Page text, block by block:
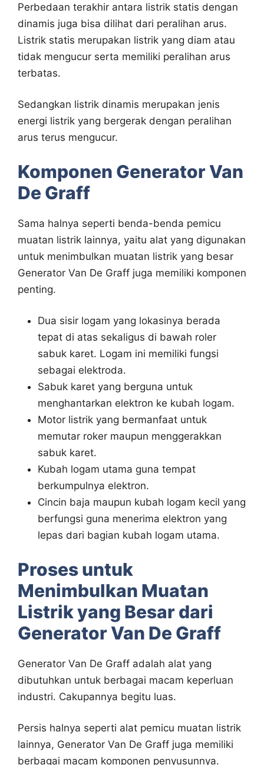
Perbedaan terakhir antara listrik statis dengan
dinamis juga bisa dilihat dari peralihan arus.
Listrik statis merupakan listrik yang diam atau
tidak mengucur serta memiliki peralihan arus
terbatas.
Sedangkan listrik dinamis merupakan jenis
energi listrik yang bergerak dengan peralihan
arus terus mengucur.
Komponen Generator Van
De Graff
Sama halnya seperti benda-benda pemicu
muatan listrik lainnya, yaitu alat yang digunakan
untuk menimbulkan muatan listrik yang besar
Generator Van De Graff juga memiliki komponen
penting.
Dua sisir logam yang lokasinya berada
tepat di atas sekaligus di bawah roler
sabuk karet. Logam ini memiliki fungsi
sebagai elektroda.
Sabuk karet yang berguna untuk
menghantarkan elektron ke kubah logam.
Motor listrik yang bermanfaat untuk
memutar roker maupun menggerakkan
sabuk karet.
Kubah logam utama guna tempat
berkumpulnya elektron.
Cincin baja maupun kubah logam kecil yang
berfungsi guna menerima elektron yang
lepas dari bagian kubah logam utama.
Proses untuk
Menimbulkan Muatan
Listrik yang Besar dari
Generator Van De Graff
Generator Van De Graff adalah alat yang
dibutuhkan untuk berbagai macam keperluan
industri. Cakupannya begitu luas.
Persis halnya seperti alat pemicu muatan listrik
lainnya, Generator Van De Graff juga memiliki
berbagai macam komponen penyusunnya.